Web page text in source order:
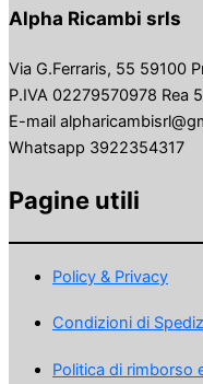
Alpha Ricambi srls
Via G.Ferraris, 55 59100
P.IVA 02279570978 Rea
E-mail
Whatsapp 3922354317
Pagine utili
Policy & Privacy
Condizioni di
Politica di rimborso